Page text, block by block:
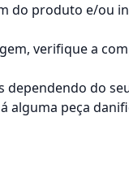
do produto e/ou
verifique a
dependendo do
alguma peça